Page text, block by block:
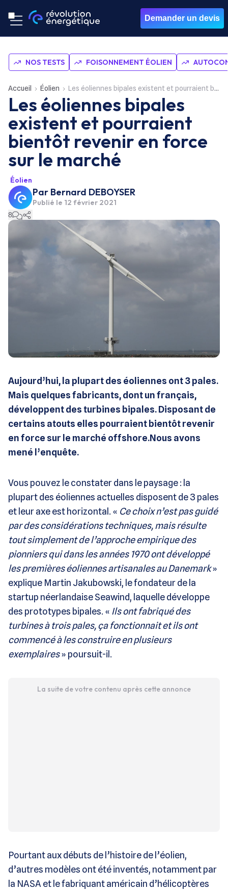
Demander un devis
NOS TESTS FOISONNEMENT ÉOLIEN
Accueil Éolien Les éoliennes bipales existent et pourraient bientôt revenir en force sur le marché
Les éoliennes bipales
existent et pourraient
bientôt revenir en force
sur le marché
Éolien
Par Bernard DEBOYSER
Publié le 12 février 2021
8
Aujourd’hui, la plupart des éoliennes ont 3 pales.
Mais quelques fabricants, dont un français,
développent des turbines bipales. Disposant de
certains atouts elles pourraient bientôt revenir
en force sur le marché offshore.Nous avons
mené l’enquête.
Vous pouvez le constater dans le paysage : la
plupart des éoliennes actuelles disposent de 3 pales
et leur axe est horizontal. « Ce choix n’est pas guidé
par des considérations techniques, mais résulte
tout simplement de l’approche empirique des
pionniers qui dans les années 1970 ont développé
les premières éoliennes artisanales au Danemark»
explique Martin Jakubowski, le fondateur de la
startup néerlandaise Seawind, laquelle développe
des prototypes bipales. « Ils ont fabriqué des
turbines à trois pales, ça fonctionnait et ils ont
commencé à les construire en plusieurs
exemplaires» poursuit-il.
La suite de votre contenu après cette annonce
Pourtant aux débuts de l’histoire de l’éolien,
d’autres modèles ont été inventés, notamment par
la NASA et le fabriquant américain d’hélicoptères